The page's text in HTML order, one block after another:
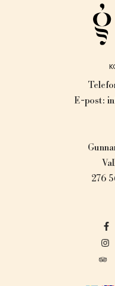
E-post:
276